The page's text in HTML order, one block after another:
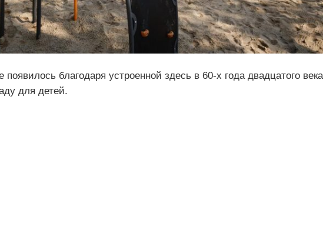
появилось благодаря устроенной здесь в 60-х года двадцатого века
для детей.